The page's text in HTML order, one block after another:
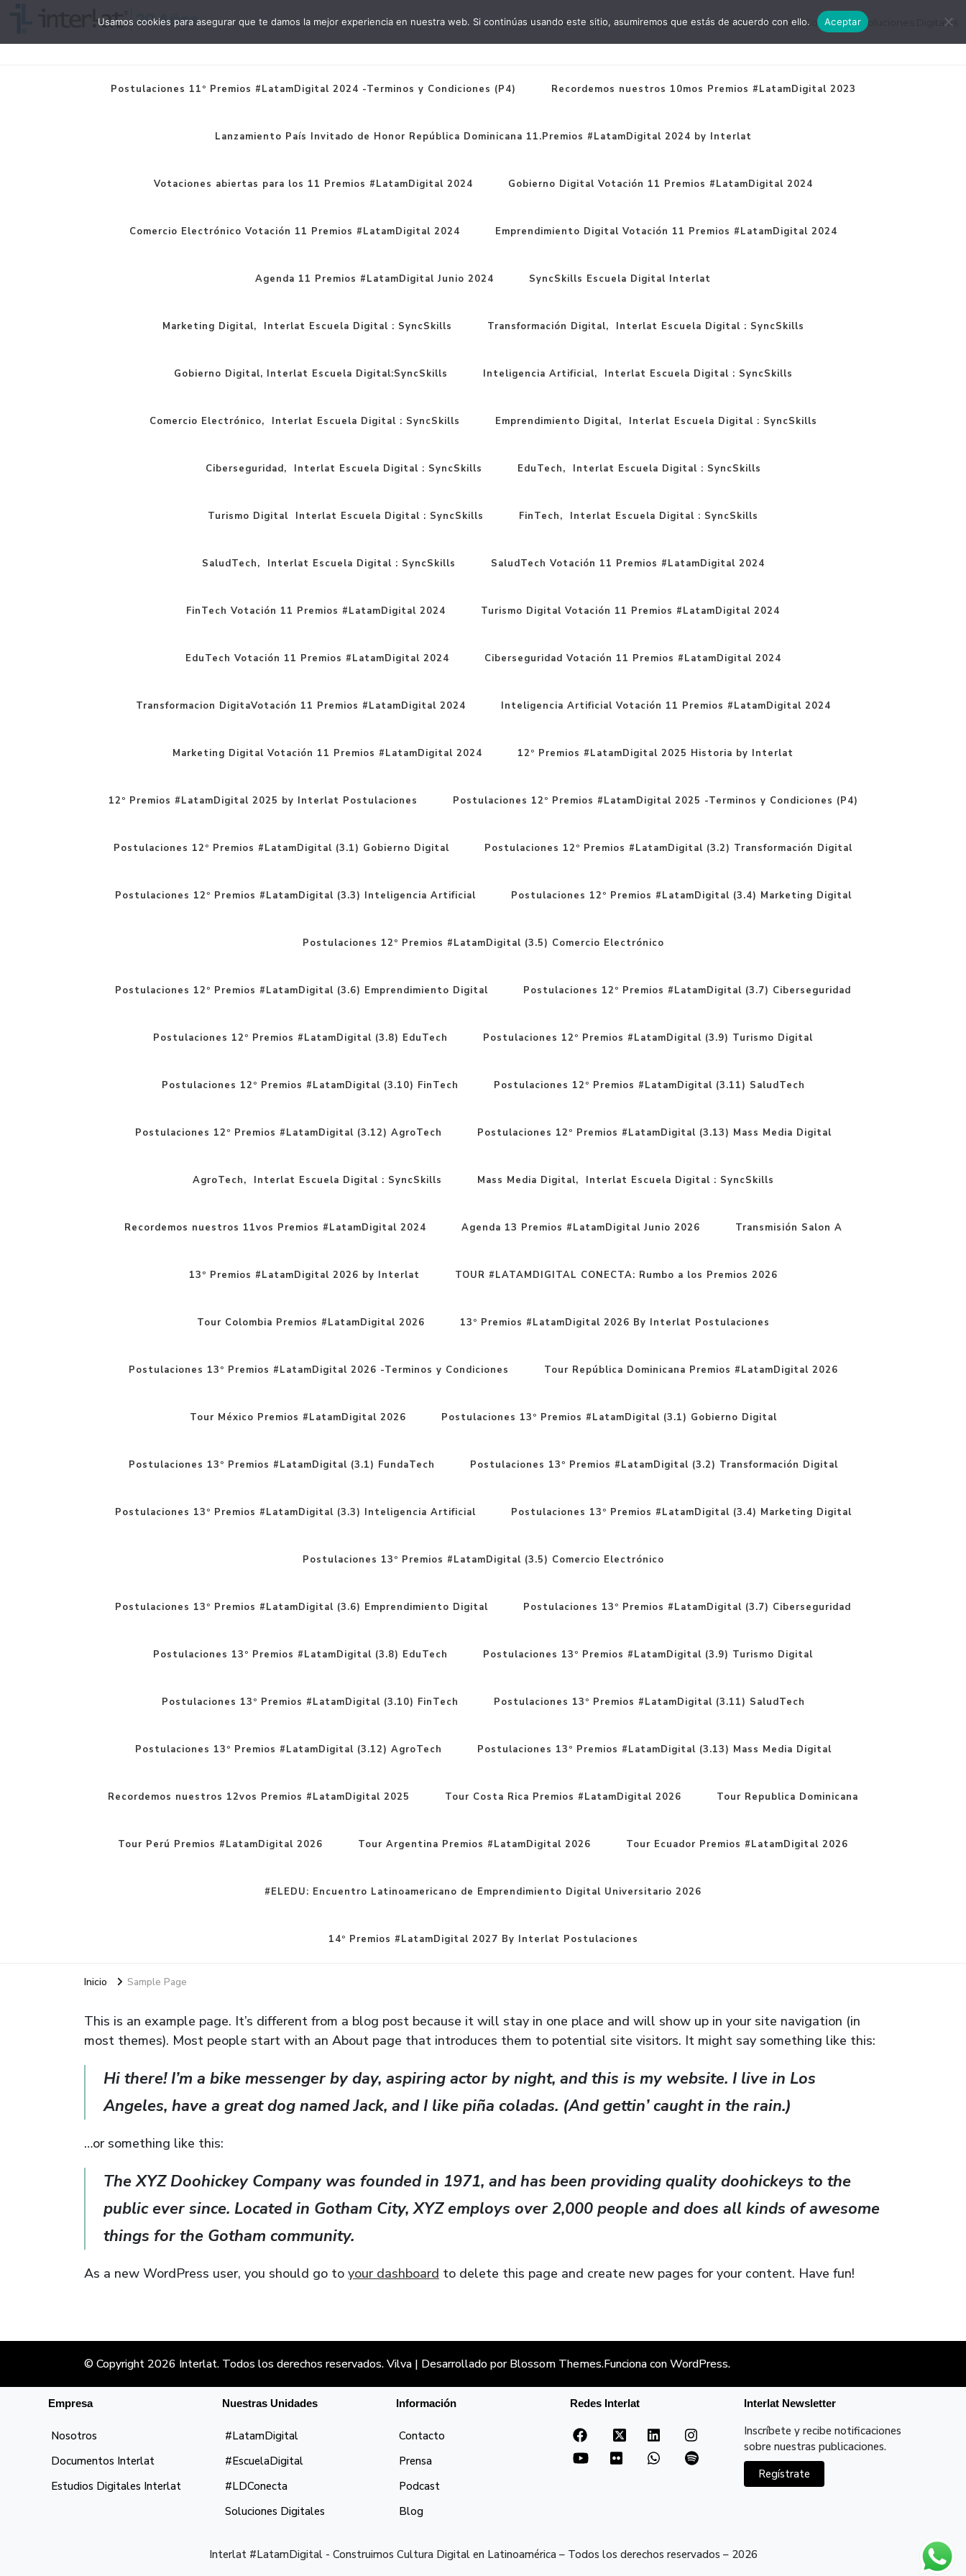
#WebinarsInterlat #LatamDigital #EscuelaDigital #LDConecta Soluciones Digitales
Postulaciones 11º Premios #LatamDigital 2024 -Terminos y Condiciones (P4) Recordemos nuestros 10mos Premios #LatamDigital 2023
Lanzamiento País Invitado de Honor República Dominicana 11.Premios #LatamDigital 2024 by Interlat
Votaciones abiertas para los 11 Premios #LatamDigital 2024 Gobierno Digital Votación 11 Premios #LatamDigital 2024
Comercio Electrónico Votación 11 Premios #LatamDigital 2024 Emprendimiento Digital Votación 11 Premios #LatamDigital 2024
Agenda 11 Premios #LatamDigital Junio 2024 SyncSkills Escuela Digital Interlat
Marketing Digital, Interlat Escuela Digital : SyncSkills Transformación Digital, Interlat Escuela Digital : SyncSkills
Gobierno Digital, Interlat Escuela Digital:SyncSkills Inteligencia Artificial, Interlat Escuela Digital : SyncSkills
Comercio Electrónico, Interlat Escuela Digital : SyncSkills Emprendimiento Digital, Interlat Escuela Digital : SyncSkills
Ciberseguridad, Interlat Escuela Digital : SyncSkills EduTech, Interlat Escuela Digital : SyncSkills
Turismo Digital Interlat Escuela Digital : SyncSkills FinTech, Interlat Escuela Digital : SyncSkills
SaludTech, Interlat Escuela Digital : SyncSkills SaludTech Votación 11 Premios #LatamDigital 2024
FinTech Votación 11 Premios #LatamDigital 2024 Turismo Digital Votación 11 Premios #LatamDigital 2024
EduTech Votación 11 Premios #LatamDigital 2024 Ciberseguridad Votación 11 Premios #LatamDigital 2024
Transformacion DigitaVotación 11 Premios #LatamDigital 2024 Inteligencia Artificial Votación 11 Premios #LatamDigital 2024
Marketing Digital Votación 11 Premios #LatamDigital 2024 12º Premios #LatamDigital 2025 Historia by Interlat
12º Premios #LatamDigital 2025 by Interlat Postulaciones Postulaciones 12º Premios #LatamDigital 2025 -Terminos y Condiciones (P4)
Postulaciones 12º Premios #LatamDigital (3.1) Gobierno Digital Postulaciones 12º Premios #LatamDigital (3.2) Transformación Digital
Postulaciones 12º Premios #LatamDigital (3.3) Inteligencia Artificial Postulaciones 12º Premios #LatamDigital (3.4) Marketing Digital
Postulaciones 12º Premios #LatamDigital (3.5) Comercio Electrónico
Postulaciones 12º Premios #LatamDigital (3.6) Emprendimiento Digital Postulaciones 12º Premios #LatamDigital (3.7) Ciberseguridad
Postulaciones 12º Premios #LatamDigital (3.8) EduTech Postulaciones 12º Premios #LatamDigital (3.9) Turismo Digital
Postulaciones 12º Premios #LatamDigital (3.10) FinTech Postulaciones 12º Premios #LatamDigital (3.11) SaludTech
Postulaciones 12º Premios #LatamDigital (3.12) AgroTech Postulaciones 12º Premios #LatamDigital (3.13) Mass Media Digital
AgroTech, Interlat Escuela Digital : SyncSkills Mass Media Digital, Interlat Escuela Digital : SyncSkills
Recordemos nuestros 11vos Premios #LatamDigital 2024 Agenda 13 Premios #LatamDigital Junio 2026 Transmisión Salon A
13º Premios #LatamDigital 2026 by Interlat TOUR #LATAMDIGITAL CONECTA: Rumbo a los Premios 2026
Tour Colombia Premios #LatamDigital 2026 13º Premios #LatamDigital 2026 By Interlat Postulaciones
Postulaciones 13º Premios #LatamDigital 2026 -Terminos y Condiciones Tour República Dominicana Premios #LatamDigital 2026
Tour México Premios #LatamDigital 2026 Postulaciones 13º Premios #LatamDigital (3.1) Gobierno Digital
Postulaciones 13º Premios #LatamDigital (3.1) FundaTech Postulaciones 13º Premios #LatamDigital (3.2) Transformación Digital
Postulaciones 13º Premios #LatamDigital (3.3) Inteligencia Artificial Postulaciones 13º Premios #LatamDigital (3.4) Marketing Digital
Postulaciones 13º Premios #LatamDigital (3.5) Comercio Electrónico
Postulaciones 13º Premios #LatamDigital (3.6) Emprendimiento Digital Postulaciones 13º Premios #LatamDigital (3.7) Ciberseguridad
Postulaciones 13º Premios #LatamDigital (3.8) EduTech Postulaciones 13º Premios #LatamDigital (3.9) Turismo Digital
Postulaciones 13º Premios #LatamDigital (3.10) FinTech Postulaciones 13º Premios #LatamDigital (3.11) SaludTech
Postulaciones 13º Premios #LatamDigital (3.12) AgroTech Postulaciones 13º Premios #LatamDigital (3.13) Mass Media Digital
Recordemos nuestros 12vos Premios #LatamDigital 2025 Tour Costa Rica Premios #LatamDigital 2026 Tour Republica Dominicana
Tour Perú Premios #LatamDigital 2026 Tour Argentina Premios #LatamDigital 2026 Tour Ecuador Premios #LatamDigital 2026
#ELEDU: Encuentro Latinoamericano de Emprendimiento Digital Universitario 2026
14º Premios #LatamDigital 2027 By Interlat Postulaciones
Inicio Sample Page
This is an example page. It’s different from a blog post because it will stay in one place and will show up in your site navigation (in
most themes). Most people start with an About page that introduces them to potential site visitors. It might say something like this:
Hi there! I’m a bike messenger by day, aspiring actor by night, and this is my website. I live in Los
Angeles, have a great dog named Jack, and I like piña coladas. (And gettin’ caught in the rain.)
…or something like this:
The XYZ Doohickey Company was founded in 1971, and has been providing quality doohickeys to the
public ever since. Located in Gotham City, XYZ employs over 2,000 people and does all kinds of awesome
things for the Gotham community.
As a new WordPress user, you should go to your dashboard to delete this page and create new pages for your content. Have fun!
© Copyright 2026 Interlat. Todos los derechos reservados.Vilva | Desarrollado porBlossom Themes.Funciona conWordPress.
Empresa
Nosotros
Documentos Interlat
Estudios Digitales Interlat
Nuestras Unidades
#LatamDigital
#EscuelaDigital
#LDConecta
Soluciones Digitales
Información
Contacto
Prensa
Podcast
Blog
Redes Interlat Interlat Newsletter
Inscríbete y recibe notificaciones
sobre nuestras publicaciones.
Regístrate
Interlat #LatamDigital - Construimos Cultura Digital en Latinoamérica – Todos los derechos reservados – 2026
Usamos cookies para asegurar que te damos la mejor experiencia en nuestra web. Si continúas usando este sitio, asumiremos que estás de acuerdo con ello. Aceptar